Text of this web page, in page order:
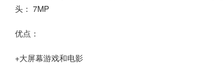
头： 7MP
优点：
+大屏幕游戏和电影